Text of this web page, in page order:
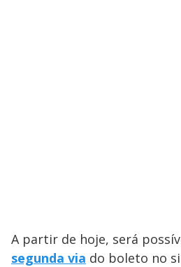
A partir de hoje, será
segunda via do boleto no